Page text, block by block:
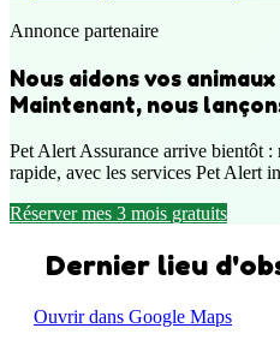
Annonce partenaire
Nous aidons vos
Maintenant, nous
Pet Alert Assurance arrive bientôt
rapide, avec les services Pet Alert
Réserver mes 3 mois gratuits
Dernier lieu
Ouvrir dans Google Maps